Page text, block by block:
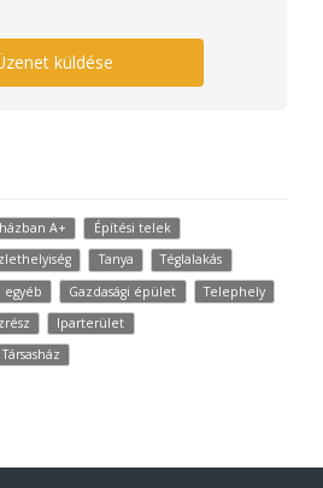
küldése
A+
Építési telek
Tanya
Téglalakás
egyéb Gazdasági épület
Telephely
Iparterület
Társasház